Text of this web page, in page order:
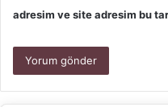
adresim ve site adresim bu